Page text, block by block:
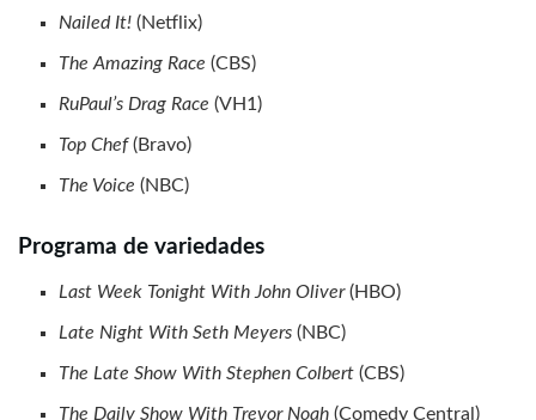
Nailed It! (Netflix)
The Amazing Race (CBS)
RuPaul’s Drag Race (VH1)
Top Chef(Bravo)
The Voice(NBC)
Programa de variedades
Last Week Tonight With John Oliver(HBO)
Late Night With Seth Meyers (NBC)
The Late Show With Stephen Colbert (CBS)
The Daily Show With Trevor Noah (Comedy Central)